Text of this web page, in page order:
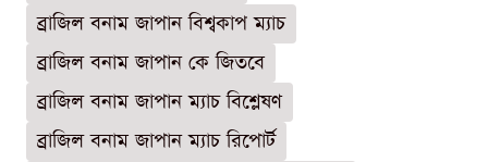
ব্রাজিল বনাম জাপান বিশ্বকাপ ম্যাচ
ব্রাজিল বনাম জাপান কে জিতবে
ব্রাজিল বনাম জাপান ম্যাচ বিশ্লেষণ
ব্রাজিল বনাম জাপান ম্যাচ রিপোর্ট